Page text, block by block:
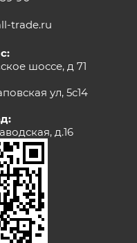
trade.ru
шоссе, д 71
ул, 5с14
д.16